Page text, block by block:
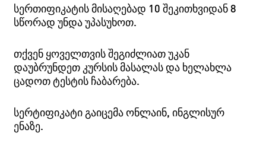
სერთიფიკატის მისაღებად 10 შეკითხვიდან 8
სწორად უნდა უპასუხოთ.
თქვენ ყოველთვის შეგიძლიათ უკან
დაუბრუნდეთ კურსის მასალას და ხელახლა
ცადოთ ტესტის ჩაბარება.
სერტიფიკატი გაიცემა ონლაინ, ინგლისურ
ენაზე.